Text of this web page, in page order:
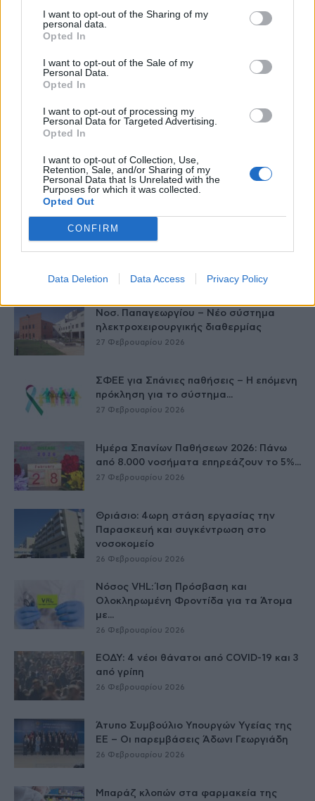
I want to opt-out of the Sharing of my
personal data.
Opted In
I want to opt-out of the Sale of my
Personal Data.
Opted In
I want to opt-out of processing my
Personal Data for Targeted Advertising.
Opted In
I want to opt-out of Collection, Use,
Retention, Sale, and/or Sharing of my
Personal Data that Is Unrelated with the
Purposes for which it was collected.
Opted Out
CONFIRM
Data Deletion Data Access Privacy Policy
27 Φεβρουαρίου 2026
στο Ίλιον – Τι ανακοινώθηκε από...
27 Φεβρουαρίου 2026
Δύο χρόνια λειτουργίας της Κλινικής
Μεταμόσχευσης Ήπατος στο «Λαϊκό»
ΕΟΦ: Ανάκληση παρτίδων
αντιλιπιδαιμικού φαρμάκου
27 Φεβρουαρίου 2026
Νοσ. Παπαγεωργίου – Νέο σύστημα
ηλεκτροχειρουργικής διαθερμίας
27 Φεβρουαρίου 2026
ΣΦΕΕ για Σπάνιες παθήσεις – Η επόμενη
πρόκληση για το σύστημα...
27 Φεβρουαρίου 2026
Ημέρα Σπανίων Παθήσεων 2026: Πάνω
από 8.000 νοσήματα επηρεάζουν το 5%...
27 Φεβρουαρίου 2026
Θριάσιο: 4ωρη στάση εργασίας την
Παρασκευή και συγκέντρωση στο
νοσοκομείο
26 Φεβρουαρίου 2026
Νόσος VHL: Ίση Πρόσβαση και
Ολοκληρωμένη Φροντίδα για τα Άτομα
με...
26 Φεβρουαρίου 2026
ΕΟΔΥ: 4 νέοι θάνατοι από COVID-19 και 3
από γρίπη
26 Φεβρουαρίου 2026
Άτυπο Συμβούλιο Υπουργών Υγείας της
ΕE – Οι παρεμβάσεις Άδωνι Γεωργιάδη
26 Φεβρουαρίου 2026
Μπαράζ κλοπών στα φαρμακεία της